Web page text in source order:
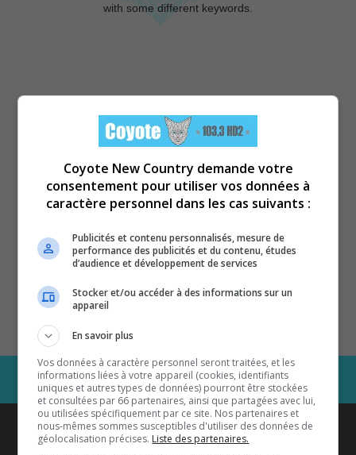
with some different keywords.
Coyote New Countryest diffusé
Coyote New Country demande votre
consentement pour utiliser vos données à
caractère personnel dans les cas suivants :
Publicités et contenu personnalisés, mesure de
performance des publicités et du contenu, études
d’audience et développement de services
Stocker et/ou accéder à des informations sur un
appareil
En savoir plus
Vos données à caractère personnel seront traitées, et les
informations liées à votre appareil (cookies, identifiants
uniques et autres types de données) pourront être stockées
et consultées par 66 partenaires, ainsi que partagées avec lui,
ou utilisées spécifiquement par ce site. Nos partenaires et
nous-mêmes sommes susceptibles d'utiliser des données de
géolocalisation précises. Liste des partenaires.